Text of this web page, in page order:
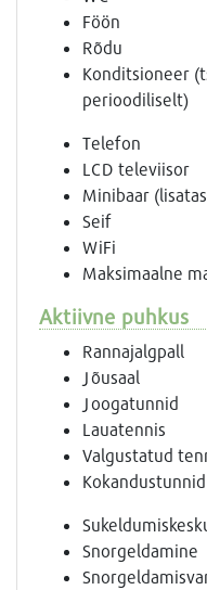
Föön
Rõdu
Konditsioneer
perioodiliselt)
Telefon
LCD televiisor
Minibaar
Seif
WiFi
Maksimaalne
Aktiivne puhkus
Rannajalgpall
Jõusaal
Joogatunnid
Lauatennis
Valgustatud
Snorgeldamine